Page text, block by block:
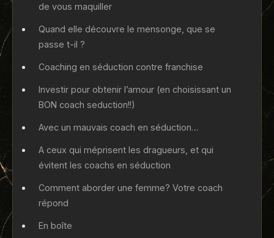
de vous maquiller
Quand elle découvre le mensonge, que se
passe t-il ?
Coaching en séduction contre franchise
Investir pour obtenir l’amour (en choisissant un
BON coach seduction!!)
Avec un mauvais coach en séduction…
A ceux qui méprisent les dragueurs, et qui
évitent les coachs en séduction
Comment aborder une femme? Votre coach
répond
En boîte